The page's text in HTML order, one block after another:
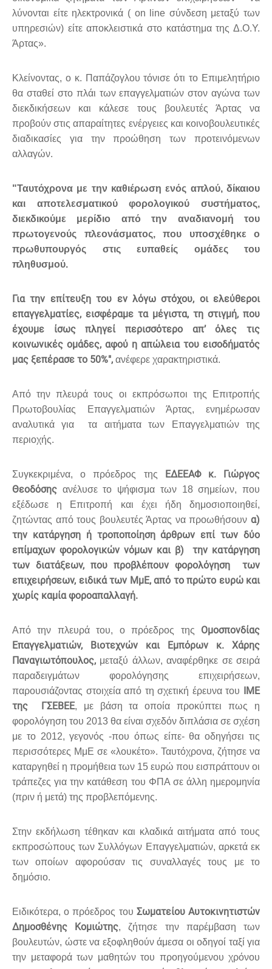
λύνονται είτε ηλεκτρονικά ( on line σύνδεση μεταξύ των
υπηρεσιών) είτε αποκλειστικά στο κατάστημα της Δ.Ο.Υ.
Άρτας».
Κλείνοντας, ο κ. Παπάζογλου τόνισε ότι το Επιμελητήριο
θα σταθεί στο πλάι των επαγγελματιών στον αγώνα των
διεκδικήσεων και κάλεσε τους βουλευτές Άρτας να
προβούν στις απαραίτητες ενέργειες και κοινοβουλευτικές
διαδικασίες για την προώθηση των προτεινόμενων
αλλαγών.
"Ταυτόχρονα με την καθιέρωση ενός απλού, δίκαιου
και αποτελεσματικού φορολογικού συστήματος,
διεκδικούμε μερίδιο από την αναδιανομή του
πρωτογενούς πλεονάσματος, που υποσχέθηκε ο
πρωθυπουργός στις ευπαθείς ομάδες του
πληθυσμού.
Για την επίτευξη του εν λόγω στόχου, οι ελεύθεροι
επαγγελματίες, εισφέραμε τα μέγιστα, τη στιγμή, που
έχουμε ίσως πληγεί περισσότερο απ’ όλες τις
κοινωνικές ομάδες, αφού η απώλεια του εισοδήματός
μας ξεπέρασε το 50%", ανέφερε χαρακτηριστικά.
Από την πλευρά τους οι εκπρόσωποι της Επιτροπής
Πρωτοβουλίας Επαγγελματιών Άρτας, ενημέρωσαν
αναλυτικά για τα αιτήματα των Επαγγελματιών της
περιοχής.
Συγκεκριμένα, ο πρόεδρος της ΕΔΕΕΑΦ κ. Γιώργος
Θεοδόσης ανέλυσε το ψήφισμα των 18 σημείων, που
εξέδωσε η Επιτροπή και έχει ήδη δημοσιοποιηθεί,
ζητώντας από τους βουλευτές Άρτας να προωθήσουν α)
την κατάργηση ή τροποποίηση άρθρων επί των δύο
επίμαχων φορολογικών νόμων και β) την κατάργηση
των διατάξεων, που προβλέπουν φορολόγηση των
επιχειρήσεων, ειδικά των ΜμΕ, από το πρώτο ευρώ και
χωρίς καμία φοροαπαλλαγή.
Από την πλευρά του, ο πρόεδρος της Ομοσπονδίας
Επαγγελματιών, Βιοτεχνών και Εμπόρων κ. Χάρης
Παναγιωτόπουλος, μεταξύ άλλων, αναφέρθηκε σε σειρά
παραδειγμάτων φορολόγησης επιχειρήσεων,
παρουσιάζοντας στοιχεία από τη σχετική έρευνα του ΙΜΕ
της ΓΣΕΒΕΕ, με βάση τα οποία προκύπτει πως η
φορολόγηση του 2013 θα είναι σχεδόν διπλάσια σε σχέση
με το 2012, γεγονός -που όπως είπε- θα οδηγήσει τις
περισσότερες ΜμΕ σε «λουκέτο». Ταυτόχρονα, ζήτησε να
καταργηθεί η προμήθεια των 15 ευρώ που εισπράττουν οι
τράπεζες για την κατάθεση του ΦΠΑ σε άλλη ημερομηνία
(πριν ή μετά) της προβλεπόμενης.
Στην εκδήλωση τέθηκαν και κλαδικά αιτήματα από τους
εκπροσώπους των Συλλόγων Επαγγελματιών, αρκετά εκ
των οποίων αφορούσαν τις συναλλαγές τους με το
δημόσιο.
Ειδικότερα, ο πρόεδρος του Σωματείου Αυτοκινητιστών
Δημοσθένης Κομιώτης, ζήτησε την παρέμβαση των
βουλευτών, ώστε να εξοφληθούν άμεσα οι οδηγοί ταξί για
την μεταφορά των μαθητών του προηγούμενου χρόνου